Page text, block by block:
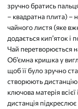
зручно братись
– квадратна плита) –
чайного листя (яке
додається кип’яток і
Чай перетворюється
Об’ємна кришка у
щоб її було зручно
створюють
ключова матерія
дистанція підкреслює